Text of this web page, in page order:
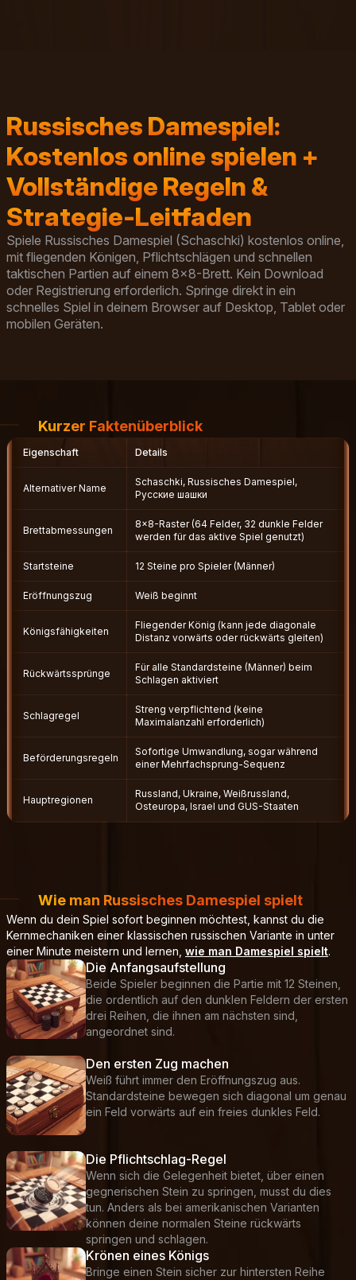
Russisches Damespiel:
Kostenlos online spielen +
Vollständige Regeln &
Strategie-Leitfaden
Spiele Russisches Damespiel (Schaschki) kostenlos online,
mit fliegenden Königen, Pflichtschlägen und schnellen
taktischen Partien auf einem 8x8-Brett. Kein Download
oder Registrierung erforderlich. Springe direkt in ein
schnelles Spiel in deinem Browser auf Desktop, Tablet oder
mobilen Geräten.
Kurzer Faktenüberblick
Eigenschaft Details
Alternativer Name
Schaschki, Russisches Damespiel,
Русские шашки
Brettabmessungen
8x8-Raster (64 Felder, 32 dunkle Felder
werden für das aktive Spiel genutzt)
Startsteine 12 Steine pro Spieler (Männer)
Eröffnungszug Weiß beginnt
Königsfähigkeiten
Fliegender König (kann jede diagonale
Distanz vorwärts oder rückwärts gleiten)
Rückwärtssprünge
Für alle Standardsteine (Männer) beim
Schlagen aktiviert
Schlagregel
Streng verpflichtend (keine
Maximalanzahl erforderlich)
Beförderungsregeln
Sofortige Umwandlung, sogar während
einer Mehrfachsprung-Sequenz
Hauptregionen
Russland, Ukraine, Weißrussland,
Osteuropa, Israel und GUS-Staaten
Wie man Russisches Damespiel spielt
Wenn du dein Spiel sofort beginnen möchtest, kannst du die
Kernmechaniken einer klassischen russischen Variante in unter
einer Minute meistern und lernen, wie man Damespiel spielt.
Die Anfangsaufstellung
Beide Spieler beginnen die Partie mit 12 Steinen,
die ordentlich auf den dunklen Feldern der ersten
drei Reihen, die ihnen am nächsten sind,
angeordnet sind.
Den ersten Zug machen
Weiß führt immer den Eröffnungszug aus.
Standardsteine bewegen sich diagonal um genau
ein Feld vorwärts auf ein freies dunkles Feld.
Die Pflichtschlag-Regel
Wenn sich die Gelegenheit bietet, über einen
gegnerischen Stein zu springen, musst du dies
tun. Anders als bei amerikanischen Varianten
können deine normalen Steine rückwärts
springen und schlagen.
Krönen eines Königs
Bringe einen Stein sicher zur hintersten Reihe